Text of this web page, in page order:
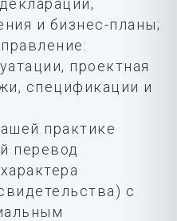
и бизнес-планы;
проектная
спецификации и
практике
перевод
с